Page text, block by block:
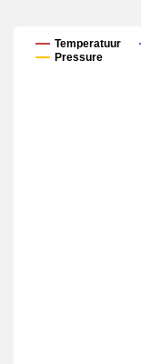
Temperatuur
Pressure